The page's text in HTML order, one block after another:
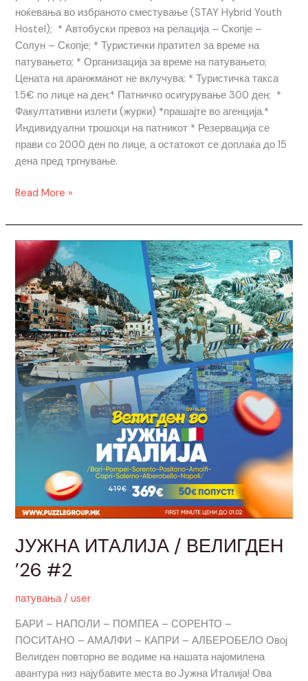
ноќевања во избраното сместување (STAY Hybrid Youth
Hostel); * Автобуски превоз на релација – Скопје –
Солун – Скопје; * Туристички пратител за време на
патувањето; * Организација за време на патувањето;
Цената на аранжманот не вклучува: * Туристичка такса
1.5€ по лице на ден;* Патничко осигурување 300 ден; *
Факултативни излети (журки) *прашајте во агенција.*
Индивидуални трошоци на патникот * Резервација се
прави со 2000 ден по лице, а остатокот се доплаќа до 15
дена пред тргнување.
Read More »
ЈУЖНА ИТАЛИЈА / ВЕЛИГДЕН
’26 #2
патувања/user
БАРИ – НАПОЛИ – ПОМПЕА – СОРЕНТО –
ПОСИТАНО – АМАЛФИ – КАПРИ – АЛБЕРОБЕЛО Овој
Велигден повторно ве водиме на нашата најомилена
авантура низ најубавите места во Јужна Италија! Ова
ЈУЖНА
ИТАЛИЈА
/
ВЕЛИГДЕН
’26
#2